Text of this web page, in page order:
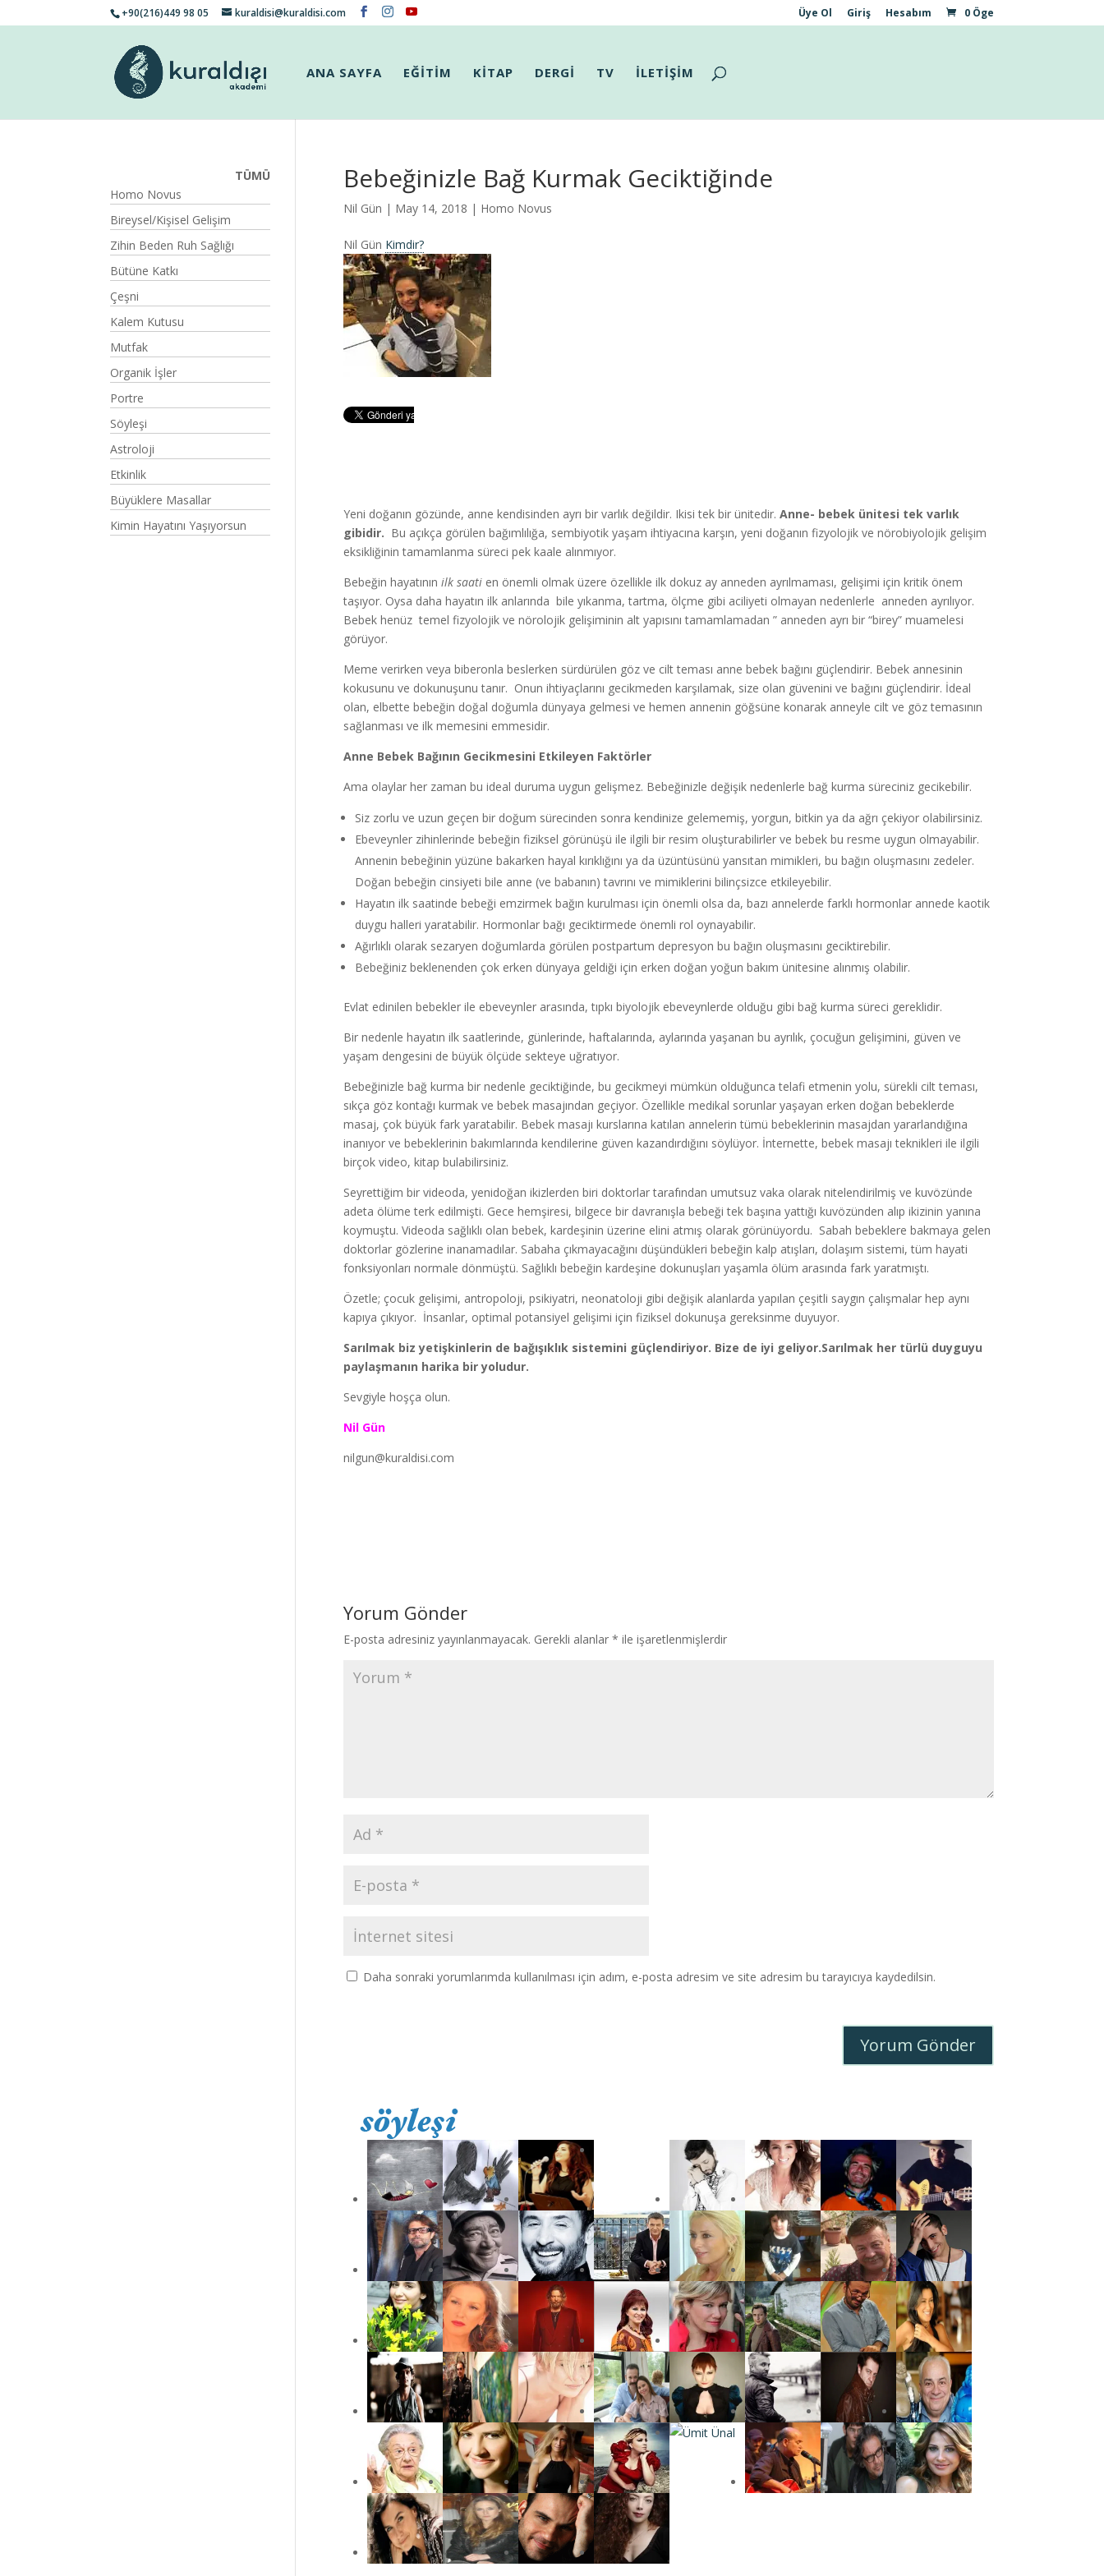
+90(216)449 98 05 kuraldisi@kuraldisi.com Üye Ol Giriş Hesabım 0 Öge
ANA SAYFA EĞİTİM KİTAP DERGİ TV İLETİŞİM
Bebeğinizle Bağ Kurmak Geciktiğinde
Nil Gün | May 14, 2018 | Homo Novus
Nil Gün Kimdir?
Yeni doğanın gözünde, anne kendisinden ayrı bir varlık değildir. Ikisi tek bir ünitedir. Anne- bebek ünitesi tek varlık
gibidir. Bu açıkça görülen bağımlılığa, sembiyotik yaşam ihtiyacına karşın, yeni doğanın fizyolojik ve nörobiyolojik gelişim
eksikliğinin tamamlanma süreci pek kaale alınmıyor.
Bebeğin hayatının ilk saatien önemli olmak üzere özellikle ilk dokuz ay anneden ayrılmaması, gelişimi için kritik önem
taşıyor. Oysa daha hayatın ilk anlarında bile yıkanma, tartma, ölçme gibi aciliyeti olmayan nedenlerle anneden ayrılıyor.
Bebek henüz temel fizyolojik ve nörolojik gelişiminin alt yapısını tamamlamadan ” anneden ayrı bir “birey” muamelesi
görüyor.
Meme verirken veya biberonla beslerken sürdürülen göz ve cilt teması anne bebek bağını güçlendirir. Bebek annesinin
kokusunu ve dokunuşunu tanır. Onun ihtiyaçlarını gecikmeden karşılamak, size olan güvenini ve bağını güçlendirir. İdeal
olan, elbette bebeğin doğal doğumla dünyaya gelmesi ve hemen annenin göğsüne konarak anneyle cilt ve göz temasının
sağlanması ve ilk memesini emmesidir.
Anne Bebek Bağının Gecikmesini Etkileyen Faktörler
Ama olaylar her zaman bu ideal duruma uygun gelişmez. Bebeğinizle değişik nedenlerle bağ kurma süreciniz gecikebilir.
Siz zorlu ve uzun geçen bir doğum sürecinden sonra kendinize gelememiş, yorgun, bitkin ya da ağrı çekiyor olabilirsiniz.
Ebeveynler zihinlerinde bebeğin fiziksel görünüşü ile ilgili bir resim oluşturabilirler ve bebek bu resme uygun olmayabilir.
Annenin bebeğinin yüzüne bakarken hayal kırıklığını ya da üzüntüsünü yansıtan mimikleri, bu bağın oluşmasını zedeler.
Doğan bebeğin cinsiyeti bile anne (ve babanın) tavrını ve mimiklerini bilinçsizce etkileyebilir.
Hayatın ilk saatinde bebeği emzirmek bağın kurulması için önemli olsa da, bazı annelerde farklı hormonlar annede kaotik
duygu halleri yaratabilir. Hormonlar bağı geciktirmede önemli rol oynayabilir.
Ağırlıklı olarak sezaryen doğumlarda görülen postpartum depresyon bu bağın oluşmasını geciktirebilir.
Bebeğiniz beklenenden çok erken dünyaya geldiği için erken doğan yoğun bakım ünitesine alınmış olabilir.
Evlat edinilen bebekler ile ebeveynler arasında, tıpkı biyolojik ebeveynlerde olduğu gibi bağ kurma süreci gereklidir.
Bir nedenle hayatın ilk saatlerinde, günlerinde, haftalarında, aylarında yaşanan bu ayrılık, çocuğun gelişimini, güven ve
yaşam dengesini de büyük ölçüde sekteye uğratıyor.
Bebeğinizle bağ kurma bir nedenle geciktiğinde, bu gecikmeyi mümkün olduğunca telafi etmenin yolu, sürekli cilt teması,
sıkça göz kontağı kurmak ve bebek masajından geçiyor. Özellikle medikal sorunlar yaşayan erken doğan bebeklerde
masaj, çok büyük fark yaratabilir. Bebek masajı kurslarına katılan annelerin tümü bebeklerinin masajdan yararlandığına
inanıyor ve bebeklerinin bakımlarında kendilerine güven kazandırdığını söylüyor. İnternette, bebek masajı teknikleri ile ilgili
birçok video, kitap bulabilirsiniz.
Seyrettiğim bir videoda, yenidoğan ikizlerden biri doktorlar tarafından umutsuz vaka olarak nitelendirilmiş ve kuvözünde
adeta ölüme terk edilmişti. Gece hemşiresi, bilgece bir davranışla bebeği tek başına yattığı kuvözünden alıp ikizinin yanına
koymuştu. Videoda sağlıklı olan bebek, kardeşinin üzerine elini atmış olarak görünüyordu. Sabah bebeklere bakmaya gelen
doktorlar gözlerine inanamadılar. Sabaha çıkmayacağını düşündükleri bebeğin kalp atışları, dolaşım sistemi, tüm hayati
fonksiyonları normale dönmüştü. Sağlıklı bebeğin kardeşine dokunuşları yaşamla ölüm arasında fark yaratmıştı.
Özetle; çocuk gelişimi, antropoloji, psikiyatri, neonatoloji gibi değişik alanlarda yapılan çeşitli saygın çalışmalar hep aynı
kapıya çıkıyor. İnsanlar, optimal potansiyel gelişimi için fiziksel dokunuşa gereksinme duyuyor.
Sarılmak biz yetişkinlerin de bağışıklık sistemini güçlendiriyor. Bize de iyi geliyor.Sarılmak her türlü duyguyu
paylaşmanın harika bir yoludur.
Sevgiyle hoşça olun.
Nil Gün
nilgun@kuraldisi.com
Yorum Gönder
E-posta adresiniz yayınlanmayacak. Gerekli alanlar * ile işaretlenmişlerdir
Daha sonraki yorumlarımda kullanılması için adım, e-posta adresim ve site adresim bu tarayıcıya kaydedilsin.
TÜMÜ
Homo Novus
Bireysel/Kişisel Gelişim
Zihin Beden Ruh Sağlığı
Bütüne Katkı
Çeşni
Kalem Kutusu
Mutfak
Organik İşler
Portre
Söyleşi
Astroloji
Etkinlik
Büyüklere Masallar
Kimin Hayatını Yaşıyorsun